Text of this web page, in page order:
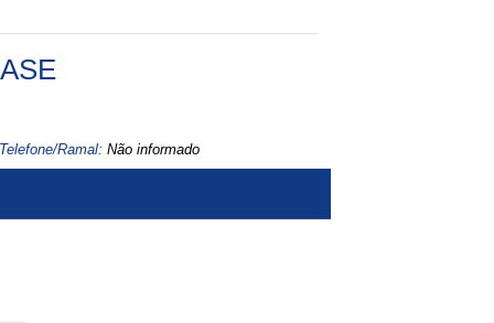
Telefone/Ramal: Não informado